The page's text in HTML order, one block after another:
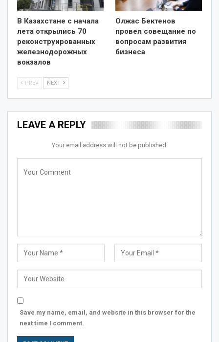
В Казахстане с начала
лета открылись 70
реконструированных
железнодорожных
вокзалов
Олжас Бектенов
провел совещание по
вопросам развития
бизнеса
PREV NEXT
LEAVE A REPLY
Your email address will not be published.
Save my name, email, and website in this browser for the
next time I comment.